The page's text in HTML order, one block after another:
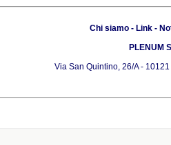
Chi siamo - Link -
PLENUM
Via San Quintino, 26/A -